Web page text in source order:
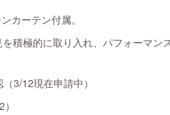
カーテン付属。
積極的に取り入れ、パフォーマン
3/12現在申請中）